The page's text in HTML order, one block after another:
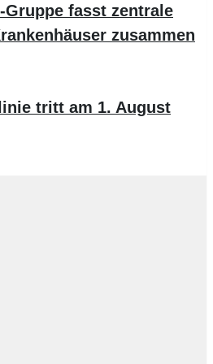
Gruppe fasst zentrale
zusammen
tritt am 1. August